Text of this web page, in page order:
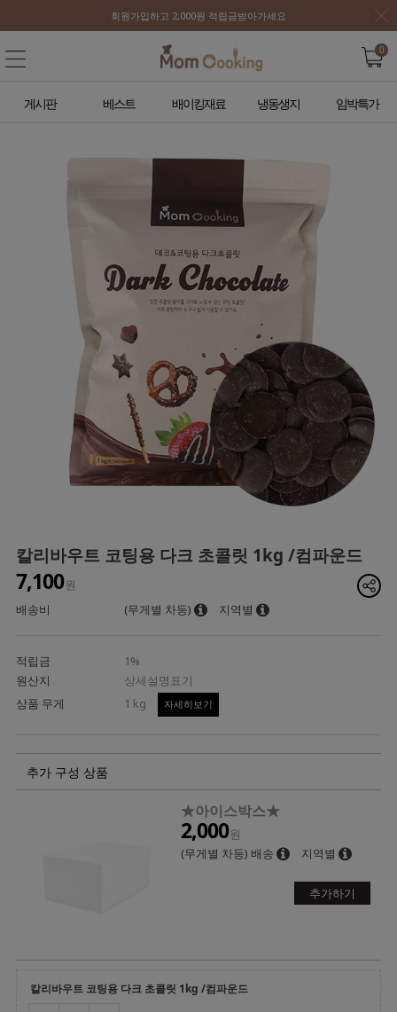
회원가입하고 2,000원 적립금받아가세요
0
게시판 베스트 배이킹재료 냉동생지 임박특가
칼리바우트 코팅용 다크 초콜릿 1kg /컴파운드
7,100원
배송비
(무게별 차등) 지역별
적립금
1%
원산지
상세설명표기
상품 무게
1 kg 자세히보기
추가 구성 상품
★아이스박스★
2,000원
(무게별 차등) 배송
지역별
추가하기
칼리바우트 코팅용 다크 초콜릿 1kg /컴파운드